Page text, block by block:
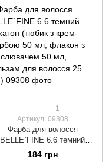
1
Артикул: 09308
Фарба для волосся
BELLE`FINE 6.6 темний
махагон (тюбик з крем-
184 грн